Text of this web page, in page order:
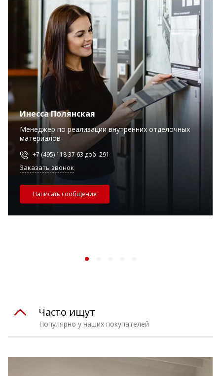
Инесса Полянская
Менеджер по реализации внутренних отделочных
материалов
+7 (495) 118 37 63 доб. 291
Заказать звонок
Написать сообщение
Популярно у наших покупателей
Часто ищут